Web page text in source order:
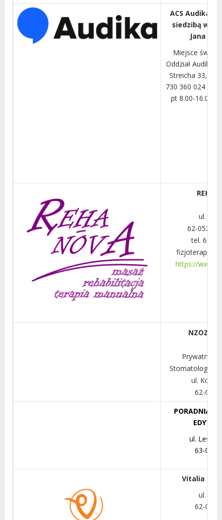
ACS Audika
siedzibą w
Jana
Miejsce
Oddział Audika
Streicha 33,
730 360 024
pt 8.00-16.00,
REHA-
ul.
62-052
tel. 697-
https://
NZOZ
Prywatna
ul.
62-030
PORADNIA
EDYTA
ul.
63-030
Vitalia
ul.
62-030